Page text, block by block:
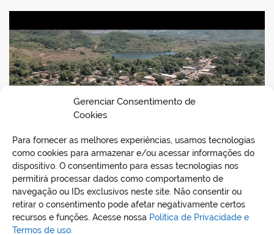
Gerenciar Consentimento de
Cookies
Para fornecer as melhores experiências, usamos tecnologias
como cookies para armazenar e/ou acessar informações do
dispositivo. O consentimento para essas tecnologias nos
permitirá processar dados como comportamento de
navegação ou IDs exclusivos neste site. Não consentir ou
retirar o consentimento pode afetar negativamente certos
recursos e funções. Acesse nossa Política de Privacidade e
Termos de uso.